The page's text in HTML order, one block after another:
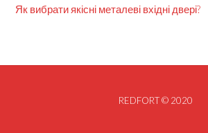
Як вибрати якісні металеві вхідні двері?
REDFORT © 2020